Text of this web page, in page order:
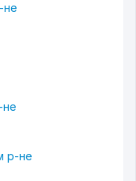
не
не
р-не